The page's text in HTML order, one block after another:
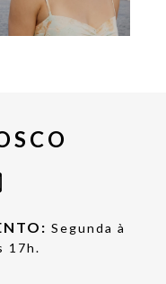
Segunda à
17h.